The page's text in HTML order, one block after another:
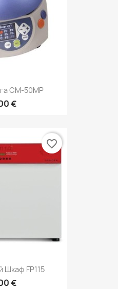
СМ-50МP
€
FP115
€
favorite_border